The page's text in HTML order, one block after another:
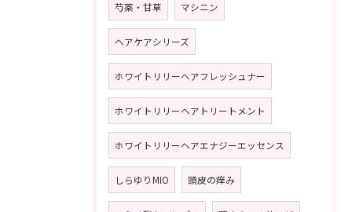
芍薬・甘草 マシニン
ヘアケアシリーズ
ホワイトリリーヘアフレッシュナー
ホワイトリリーヘアトリートメント
ホワイトリリーヘアエナジーエッセンス
しらゆりMIO 頭皮の痒み